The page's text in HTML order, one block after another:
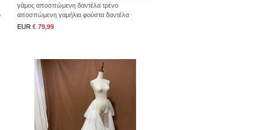
γάμος αποσπώμενη δαντέλα τρένο
αποσπώμενη γαμήλια φούστα δαντέλα
αποσπώμενη φούστα
EUR € 79,99